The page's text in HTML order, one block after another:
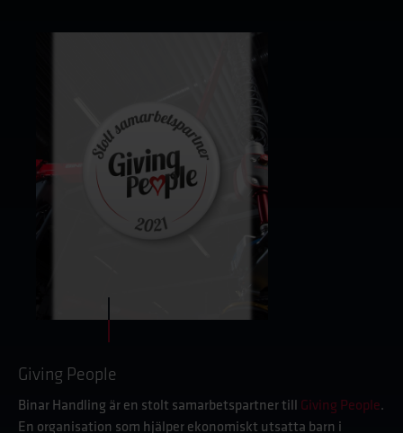
Giving People
Binar Handling är en stolt samarbetspartner till Giving People.
En organisation som hjälper ekonomiskt utsatta barn i